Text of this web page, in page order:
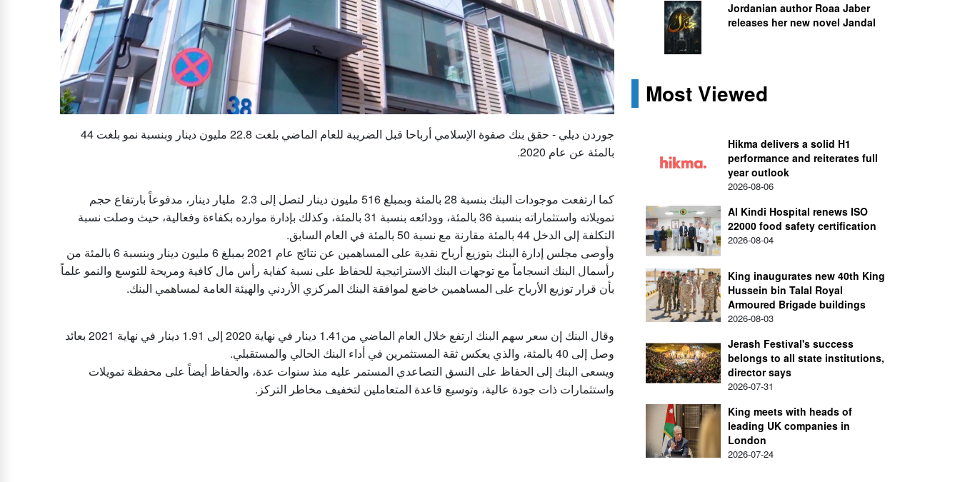
جوردن ديلي - حقق بنك صفوة الإسلامي أرباحا قبل الضريبة للعام الماضي بلغت 22.8 مليون دينار وبنسبة نمو بلغت 44
بالمئة عن عام 2020.
كما ارتفعت موجودات البنك بنسبة 28 بالمئة وبمبلغ 516 مليون دينار لتصل إلى 2.3 مليار دينار، مدفوعاً بارتفاع حجم
تمويلاته واستثماراته بنسبة 36 بالمئة، وودائعه بنسبة 31 بالمئة، وكذلك بإدارة موارده بكفاءة وفعالية، حيث وصلت نسبة
التكلفة إلى الدخل 44 بالمئة مقارنة مع نسبة 50 بالمئة في العام السابق.
وأوصى مجلس إدارة البنك بتوزيع أرباح نقدية على المساهمين عن نتائج عام 2021 بمبلغ 6 مليون دينار وبنسبة 6 بالمئة من
رأسمال البنك انسجاماً مع توجهات البنك الاستراتيجية للحفاظ على نسبة كفاية رأس مال كافية ومريحة للتوسع والنمو علماً
بأن قرار توزيع الأرباح على المساهمين خاضع لموافقة البنك المركزي الأردني والهيئة العامة لمساهمي البنك.
وقال البنك إن سعر سهم البنك ارتفع خلال العام الماضي من1.41 دينار في نهاية 2020 إلى 1.91 دينار في نهاية 2021 بعائد
وصل إلى 40 بالمئة، والذي يعكس ثقة المستثمرين في أداء البنك الحالي والمستقبلي.
ويسعى البنك إلى الحفاظ على النسق التصاعدي المستمر عليه منذ سنوات عدة، والحفاظ أيضاً على محفظة تمويلات
واستثمارات ذات جودة عالية، وتوسيع قاعدة المتعاملين لتخفيف مخاطر التركز.
Jordanian author Roaa Jaber
releases her new novel Jandal
Most Viewed
Hikma delivers a solid H1
performance and reiterates full
year outlook
2026-08-06
Al Kindi Hospital renews ISO
22000 food safety certification
2026-08-04
King inaugurates new 40th King
Hussein bin Talal Royal
Armoured Brigade buildings
2026-08-03
Jerash Festival's success
belongs to all state institutions,
director says
2026-07-31
King meets with heads of
leading UK companies in
London
2026-07-24